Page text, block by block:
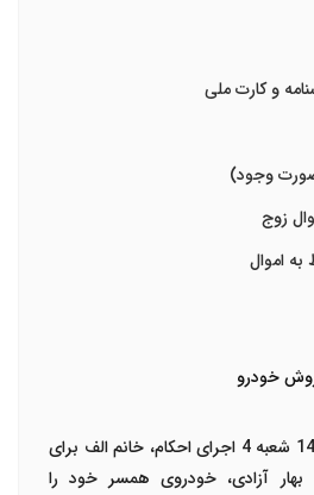
و کارت ملی
صورت وجود)
زوج
اموال
خودرو
در پرونده شماره 1402/789 شعبه 4 اجرای احکام، خانم الف برای
114 سکه بهار آزادی، خودروی همسر خود را